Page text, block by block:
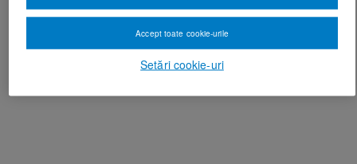
Setări cookie-uri
Accept toate cookie-urile